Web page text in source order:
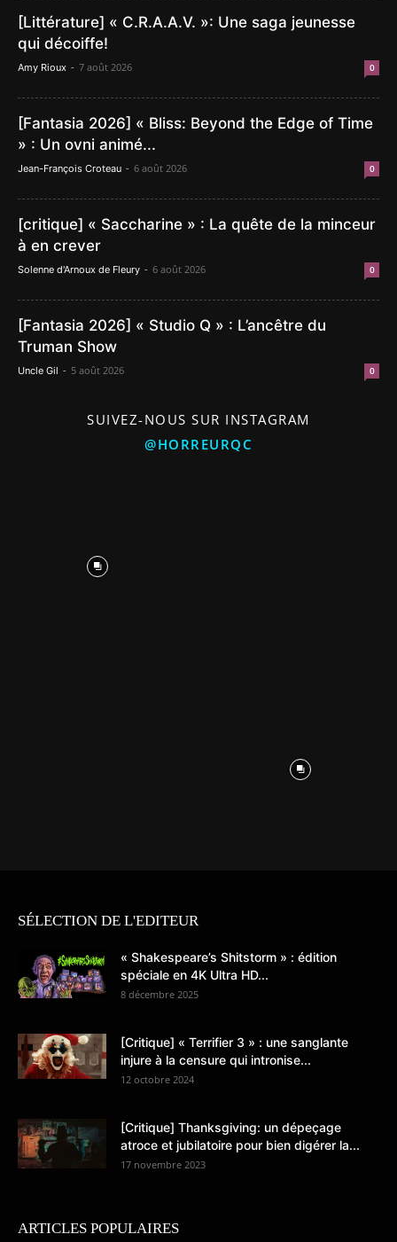
[Littérature] « C.R.A.A.V. »: Une saga jeunesse
qui décoiffe!
Amy Rioux - 7 août 2026 0
[Fantasia 2026] « Bliss: Beyond the Edge of Time
» : Un ovni animé...
Jean-François Croteau - 6 août 2026 0
[critique] « Saccharine » : La quête de la minceur
à en crever
Solenne d'Arnoux de Fleury - 6 août 2026 0
[Fantasia 2026] « Studio Q » : L’ancêtre du
Truman Show
Uncle Gil - 5 août 2026 0
SUIVEZ-NOUS SUR INSTAGRAM
@HORREURQC
SÉLECTION DE L'EDITEUR
« Shakespeare’s Shitstorm » : édition
spéciale en 4K Ultra HD...
8 décembre 2025
[Critique] « Terrifier 3 » : une sanglante
injure à la censure qui intronise...
12 octobre 2024
[Critique] Thanksgiving: un dépeçage
atroce et jubilatoire pour bien digérer la...
17 novembre 2023
ARTICLES POPULAIRES